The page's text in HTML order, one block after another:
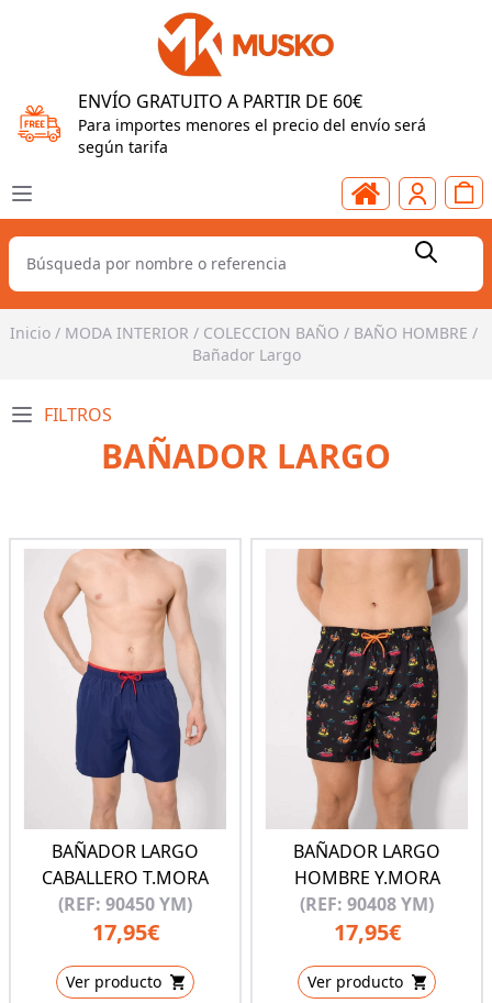
ENVÍO GRATUITO A PARTIR DE 60€
Para importes menores el precio del envío será
según tarifa
Inicio / MODA INTERIOR / COLECCION BAÑO / BAÑO HOMBRE /
Bañador Largo
FILTROS
BAÑADOR LARGO
BAÑADOR LARGO
CABALLERO T.MORA
(REF: 90450 YM)
17,95€
Ver producto
BAÑADOR LARGO
HOMBRE Y.MORA
(REF: 90408 YM)
17,95€
Ver producto